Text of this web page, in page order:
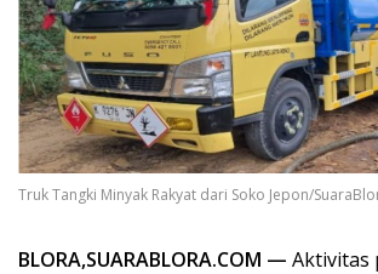
Truk Tangki Minyak Rakyat dari Soko Jepon/
BLORA,SUARABLORA.COM — Aktivitas